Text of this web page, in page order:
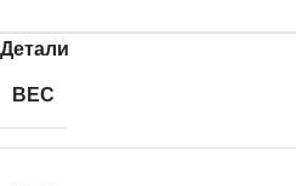
Детали
ВЕС